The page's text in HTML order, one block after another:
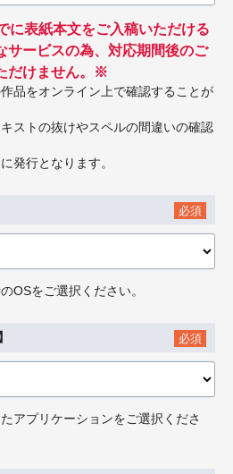
に表紙本文をご入稿いただける
サービスの為、対応期間後のご
だけません。※
品をオンライン上で確認することが
ストの抜けやスペルの間違いの確認
発行となります。
必須
OSをご選択ください。
必須
アプリケーションをご選択くださ